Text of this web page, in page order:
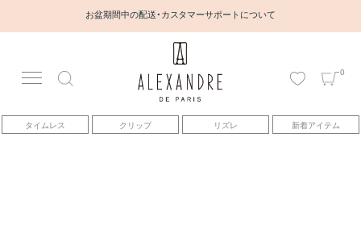
お盆期間中の配送・カスタマーサポートについて
0
タイムレス クリップ リズレ 新着アイテム
アカウント
アイテム